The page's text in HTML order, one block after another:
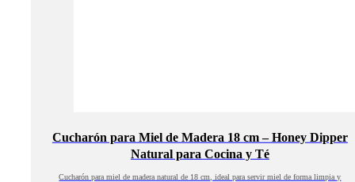
Cucharón para Miel de Madera 18 cm – Honey Dipper
Natural para Cocina y Té
Cucharón para miel de madera natural de 18 cm, ideal para servir miel de forma limpia y